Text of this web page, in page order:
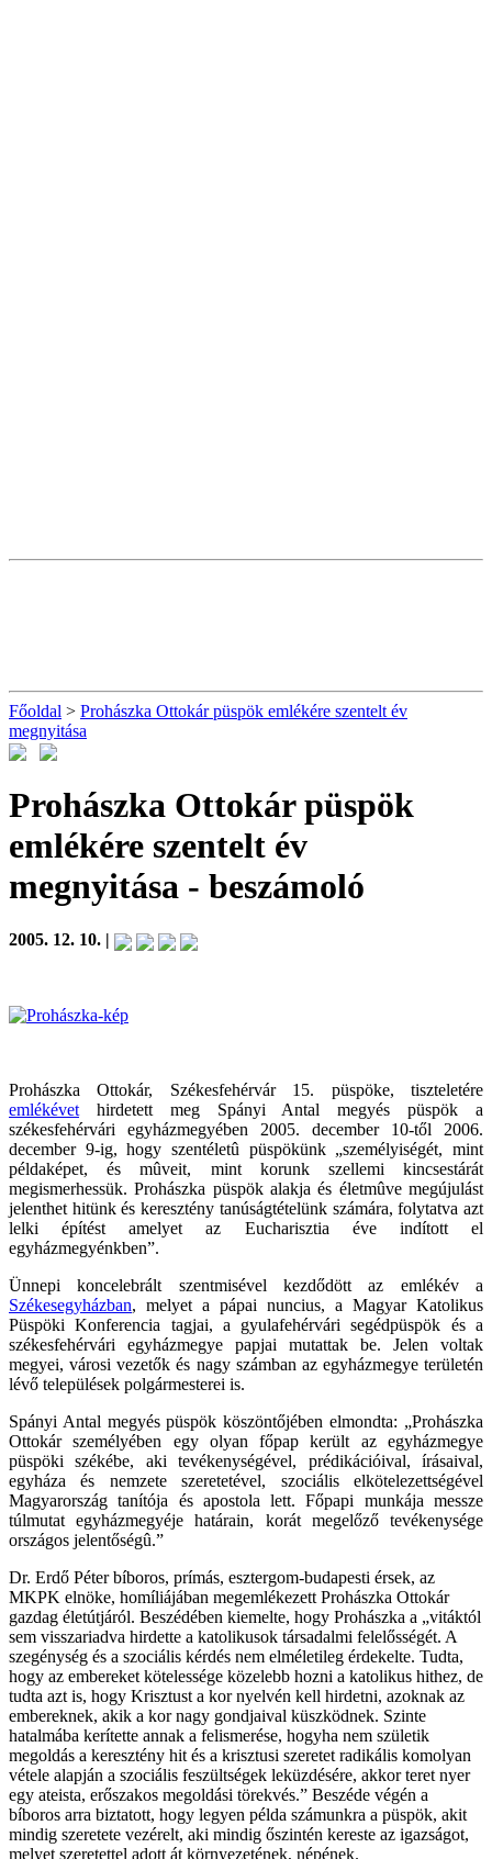
Főoldal > Prohászka Ottokár püspök emlékére szentelt év
megnyitása
Prohászka Ottokár püspök
emlékére szentelt év
megnyitása - beszámoló
2005. 12. 10. |
Prohászka Ottokár, Székesfehérvár 15. püspöke, tiszteletére
emlékévet hirdetett meg Spányi Antal megyés püspök a
székesfehérvári egyházmegyében 2005. december 10-től 2006.
december 9-ig, hogy szentéletû püspökünk „személyiségét, mint
példaképet, és mûveit, mint korunk szellemi kincsestárát
megismerhessük. Prohászka püspök alakja és életmûve megújulást
jelenthet hitünk és keresztény tanúságtételünk számára, folytatva azt
lelki építést amelyet az Eucharisztia éve indított el
egyházmegyénkben”.
Ünnepi koncelebrált szentmisével kezdődött az emlékév a
Székesegyházban, melyet a pápai nuncius, a Magyar Katolikus
Püspöki Konferencia tagjai, a gyulafehérvári segédpüspök és a
székesfehérvári egyházmegye papjai mutattak be. Jelen voltak
megyei, városi vezetők és nagy számban az egyházmegye területén
lévő települések polgármesterei is.
Spányi Antal megyés püspök köszöntőjében elmondta: „Prohászka
Ottokár személyében egy olyan főpap került az egyházmegye
püspöki székébe, aki tevékenységével, prédikációival, írásaival,
egyháza és nemzete szeretetével, szociális elkötelezettségével
Magyarország tanítója és apostola lett. Főpapi munkája messze
túlmutat egyházmegyéje határain, korát megelőző tevékenysége
országos jelentőségû.”
Dr. Erdő Péter bíboros, prímás, esztergom-budapesti érsek, az
MKPK elnöke, homíliájában megemlékezett Prohászka Ottokár
gazdag életútjáról. Beszédében kiemelte, hogy Prohászka a „vitáktól
sem visszariadva hirdette a katolikusok társadalmi felelősségét. A
szegénység és a szociális kérdés nem elméletileg érdekelte. Tudta,
hogy az embereket kötelessége közelebb hozni a katolikus hithez, de
tudta azt is, hogy Krisztust a kor nyelvén kell hirdetni, azoknak az
embereknek, akik a kor nagy gondjaival küszködnek. Szinte
hatalmába kerítette annak a felismerése, hogyha nem születik
megoldás a keresztény hit és a krisztusi szeretet radikális komolyan
vétele alapján a szociális feszültségek leküzdésére, akkor teret nyer
egy ateista, erőszakos megoldási törekvés.” Beszéde végén a
bíboros arra biztatott, hogy legyen példa számunkra a püspök, akit
mindig szeretete vezérelt, aki mindig őszintén kereste az igazságot,
melyet szeretettel adott át környezetének, népének.